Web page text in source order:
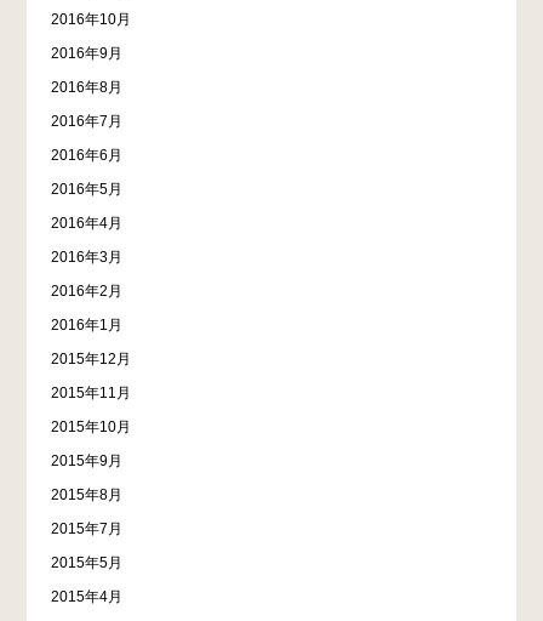
2016年10月
2016年9月
2016年8月
2016年7月
2016年6月
2016年5月
2016年4月
2016年3月
2016年2月
2016年1月
2015年12月
2015年11月
2015年10月
2015年9月
2015年8月
2015年7月
2015年5月
2015年4月